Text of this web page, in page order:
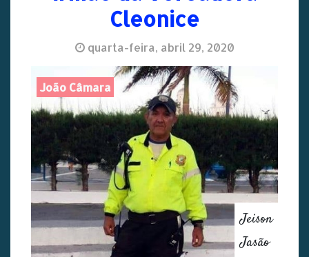
Cleonice
quarta-feira, abril 29, 2020
João Câmara
Jeison
Jasão